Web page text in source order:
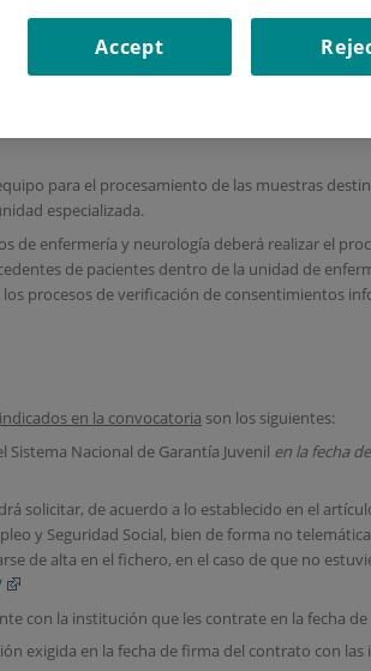
14472
del Instituto de Investigación
de duración vinculado al expediente PEJ-2019-TL/
y técnicos de laboratorio
para el procesamiento de las muestras
especializada.
de enfermería y neurología deberá realizar el
de pacientes dentro de la unidad de
procesos de verificación de consentimientos
en la convocatoria son los siguientes:
Sistema Nacional de Garantía Juvenil en la fecha
solicitar, de acuerdo a lo establecido en el
y Seguridad Social, bien de forma no
de alta en el fichero, en el caso de que no
con la institución que les contrate en la fecha
exigida en la fecha de firma del contrato con las
Accept